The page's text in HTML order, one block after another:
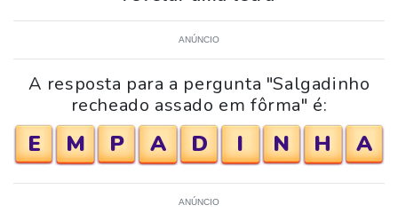
ANÚNCIO
A resposta para a pergunta "Salgadinho
recheado assado em fôrma" é:
E M P A D I N H A
ANÚNCIO